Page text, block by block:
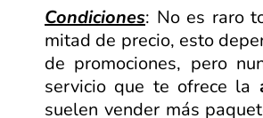
Condiciones: No es raro
mitad de precio, esto
de promociones, pero
servicio que te ofrece la
suelen vender más